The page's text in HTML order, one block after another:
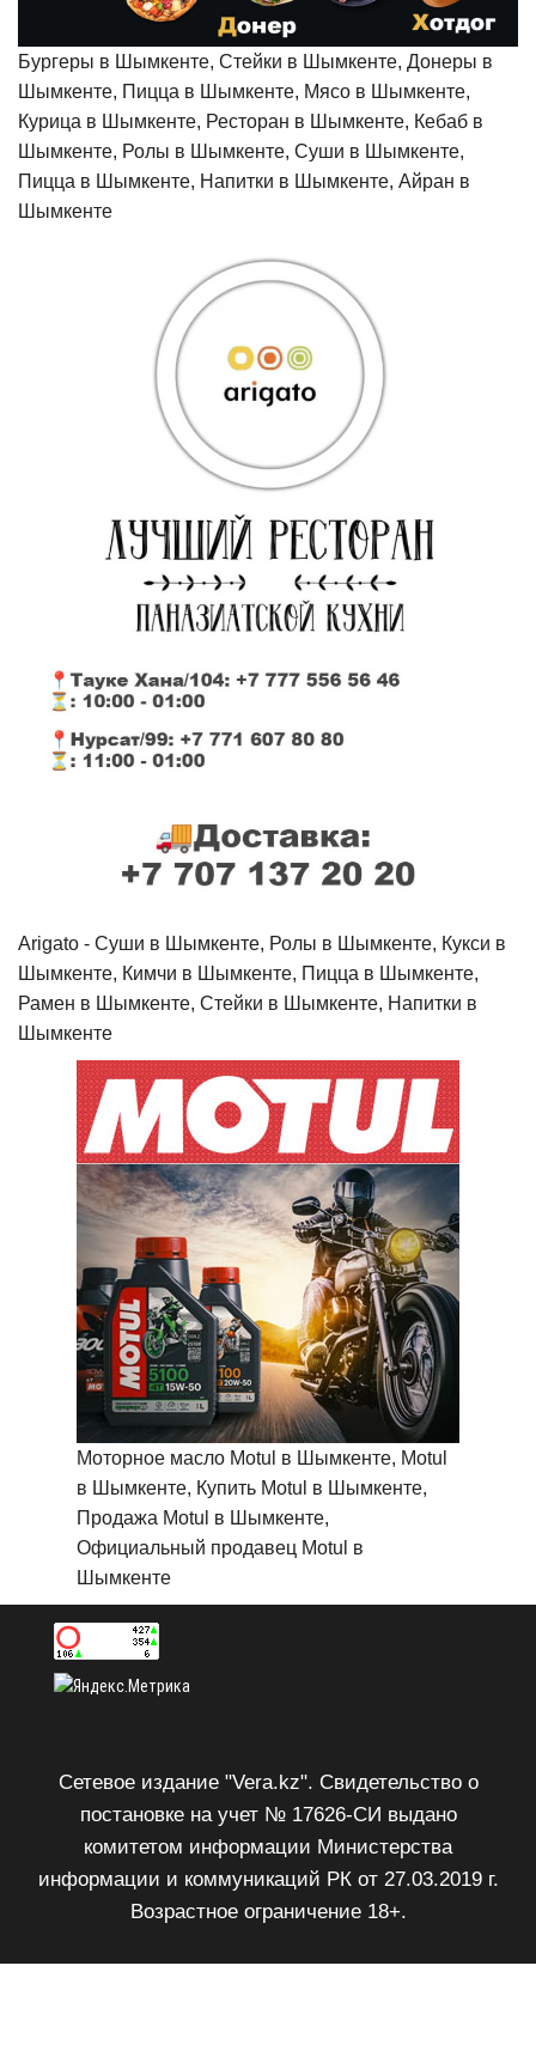
Бургеры в Шымкенте, Стейки в Шымкенте, Донеры в
Шымкенте, Пицца в Шымкенте, Мясо в Шымкенте,
Курица в Шымкенте, Ресторан в Шымкенте, Кебаб в
Шымкенте, Ролы в Шымкенте, Суши в Шымкенте,
Пицца в Шымкенте, Напитки в Шымкенте, Айран в
Шымкенте
Arigato - Cуши в Шымкенте, Ролы в Шымкенте, Кукси в
Шымкенте, Кимчи в Шымкенте, Пицца в Шымкенте,
Рамен в Шымкенте, Стейки в Шымкенте, Напитки в
Шымкенте
Моторное масло Motul в Шымкенте, Motul
в Шымкенте, Купить Motul в Шымкенте,
Продажа Motul в Шымкенте,
Официальный продавец Motul в
Шымкенте
Сетевое издание "Vera.kz". Свидетельство о
постановке на учет № 17626-СИ выдано
комитетом информации Министерства
информации и коммуникаций РК от 27.03.2019 г.
Возрастное ограничение 18+.